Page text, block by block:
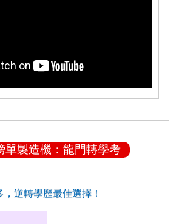
單製造機：龍門轉學考
逆轉學歷最佳選擇！